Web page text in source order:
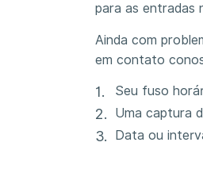
para as entradas
Ainda com
em contato
Seu fuso
Uma captura
Data ou